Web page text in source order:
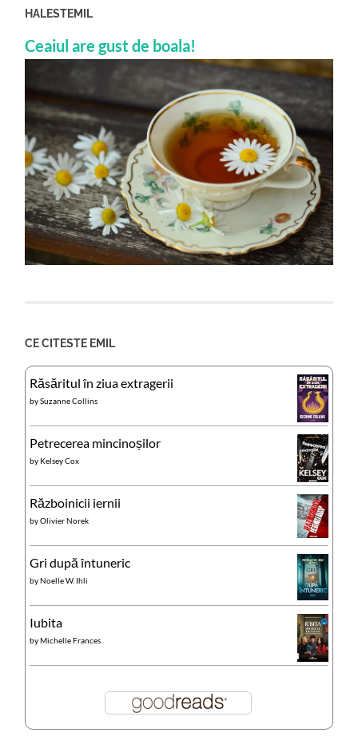
HALESTEMIL
Ceaiul are gust de boala!
CE CITESTE EMIL
Răsăritul în ziua extragerii
bySuzanne Collins
Petrecerea mincinoșilor
by Kelsey Cox
Războinicii iernii
byOlivier Norek
Gri după întuneric
byNoelle W. Ihli
Iubita
byMichelle Frances